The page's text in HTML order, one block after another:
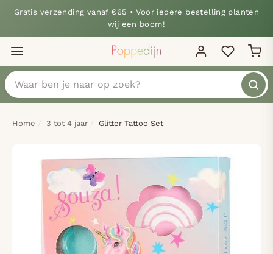
Gratis verzending vanaf €65 • Voor iedere bestelling planten
wij een boom!
Home 3 tot 4 jaar Glitter Tattoo Set